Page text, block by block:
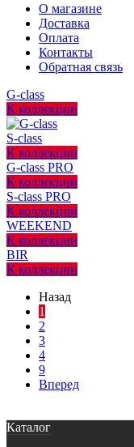
О магазине
Доставка
Оплата
Контакты
Обратная связь
G-class
К коллекции
S-class
К коллекции
G-class PRO
К коллекции
S-class PRO
К коллекции
WEEKEND
К коллекции
BIR
К коллекции
Назад
1
2
3
4
9
Вперед
Каталог